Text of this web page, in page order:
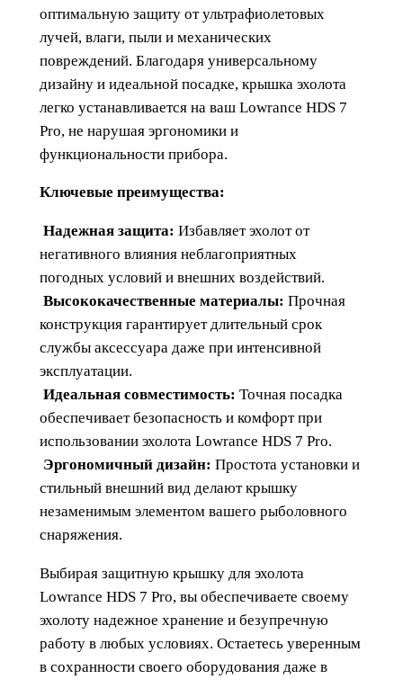
H
D
S
7
P
r
оптимальную защиту от ультрафиолетовых
лучей, влаги, пыли и механических
повреждений. Благодаря универсальному
дизайну и идеальной посадке, крышка эхолота
легко устанавливается на ваш Lowrance HDS 7
Pro, не нарушая эргономики и
функциональности прибора.
Ключевые преимущества:
Надежная защита: Избавляет эхолот от
негативного влияния неблагоприятных
погодных условий и внешних воздействий.
Высококачественные материалы: Прочная
конструкция гарантирует длительный срок
службы аксессуара даже при интенсивной
эксплуатации.
Идеальная совместимость: Точная посадка
обеспечивает безопасность и комфорт при
использовании эхолота Lowrance HDS 7 Pro.
Эргономичный дизайн: Простота установки и
стильный внешний вид делают крышку
незаменимым элементом вашего рыболовного
снаряжения.
Выбирая защитную крышку для эхолота
Lowrance HDS 7 Pro, вы обеспечиваете своему
эхолоту надежное хранение и безупречную
работу в любых условиях. Остаетесь уверенным
в сохранности своего оборудования даже в